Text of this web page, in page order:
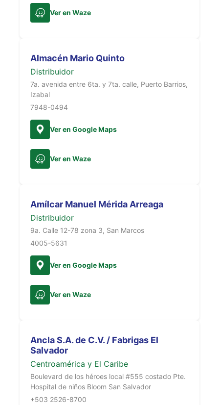
Ver en Waze
Almacén Mario Quinto
Distribuidor
7a. avenida entre 6ta. y 7ta. calle, Puerto Barrios,
Izabal
7948-0494
Ver en Google Maps
Ver en Waze
Amílcar Manuel Mérida Arreaga
Distribuidor
9a. Calle 12-78 zona 3, San Marcos
4005-5631
Ver en Google Maps
Ver en Waze
Ancla S.A. de C.V. / Fabrigas El
Salvador
Centroamérica y El Caribe
Boulevard de los héroes local #555 costado Pte.
Hospital de niños Bloom San Salvador
+503 2526-8700